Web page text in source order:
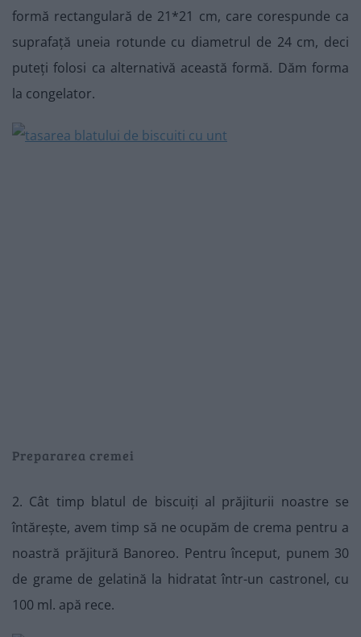
formă rectangulară de 21*21 cm, care corespunde ca
suprafață uneia rotunde cu diametrul de 24 cm, deci
puteți folosi ca alternativă această formă. Dăm forma
la congelator.
Prepararea cremei
2. Cât timp blatul de biscuiți al prăjiturii noastre se
întărește, avem timp să ne ocupăm de crema pentru a
noastră prăjitură Banoreo. Pentru început, punem 30
de grame de gelatină la hidratat într-un castronel, cu
100 ml. apă rece.